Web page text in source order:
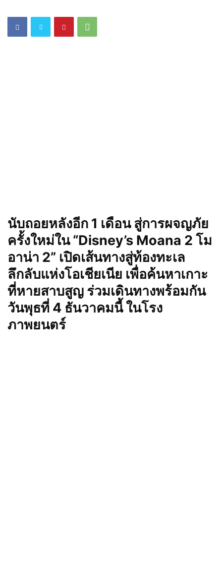
นับถอยหลังอีก 1 เดือน สู่การผจญภัย
ครั้งใหม่ใน“Disney’s Moana 2 โม
อาน่า 2” เปิดเส้นทางสู่ท้องทะเล
ลึกลับแห่งโอเชียเนีย เพื่อค้นหาเกาะ
ที่หายสาบสูญ ร่วมเดินทางพร้อมกัน
วันพุธที่ 4 ธันวาคมนี้ ในโรง
ภาพยนตร์